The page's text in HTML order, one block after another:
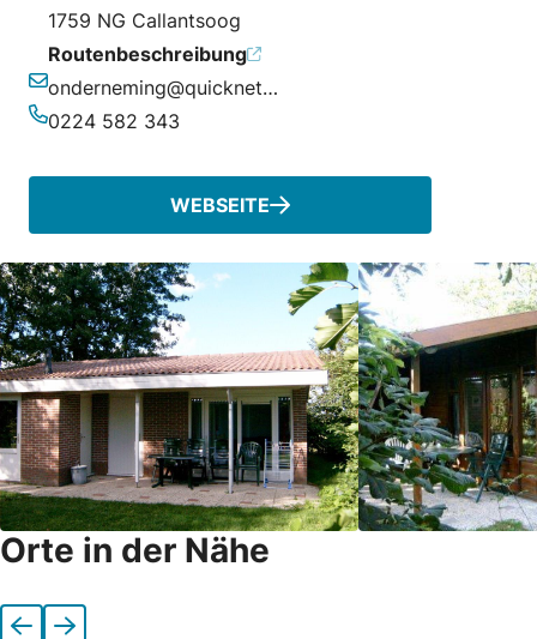
1759 NG Callantsoog
Routenbeschreibung
E-Mail-Adresse
onderneming@quicknet.nl
0224 582 343
WEBSEITE
Orte in der Nähe
VorherigeNächste